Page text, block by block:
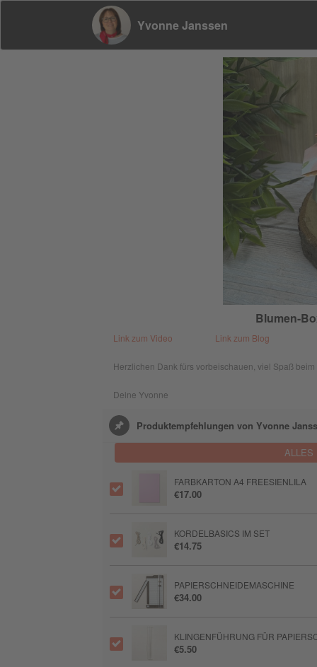
Yvonne Janssen
Blumen-
Link zum Video Link zum Blog
Herzlichen Dank fürs vorbeischauen, viel Spaß
Deine Yvonne
Produktempfehlungen von Yvonne
ALLES
FARBKARTON A4 FREESIENLILA
€17.00
KORDELBASICS IM SET
€14.75
PAPIERSCHNEIDEMASCHINE
€34.00
KLINGENFÜHRUNG FÜR
€5.50